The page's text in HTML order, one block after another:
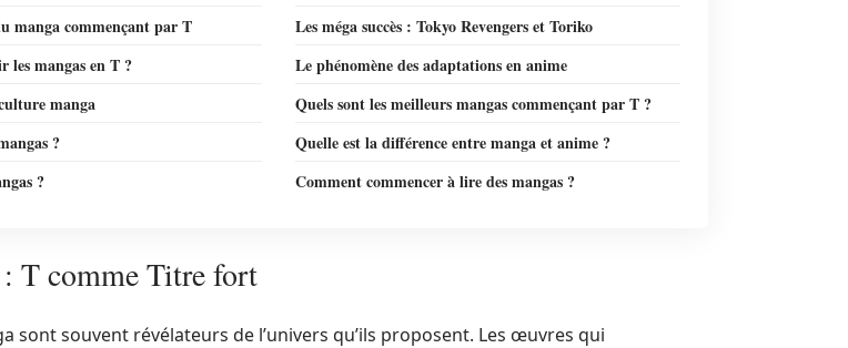
manga commençant par T
Les méga succès : Tokyo Revengers et Toriko
les mangas en T ?
Le phénomène des adaptations en anime
manga
Quels sont les meilleurs mangas commençant par T ?
?
Quelle est la différence entre manga et anime ?
?
Comment commencer à lire des mangas ?
: T comme Titre fort
sont souvent révélateurs de l’univers qu’ils proposent. Les œuvres qui